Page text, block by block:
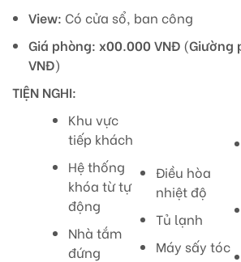
View: Có cửa sổ, ban công
Giá phòng: x00.000 VNĐ (Giường
VNĐ)
TIỆN NGHI:
Khu vực
tiếp khách
Hệ thống
khóa từ tự
động
Nhà tắm
đứng
Điều hòa
nhiệt độ
Tủ lạnh
Máy sấy tóc